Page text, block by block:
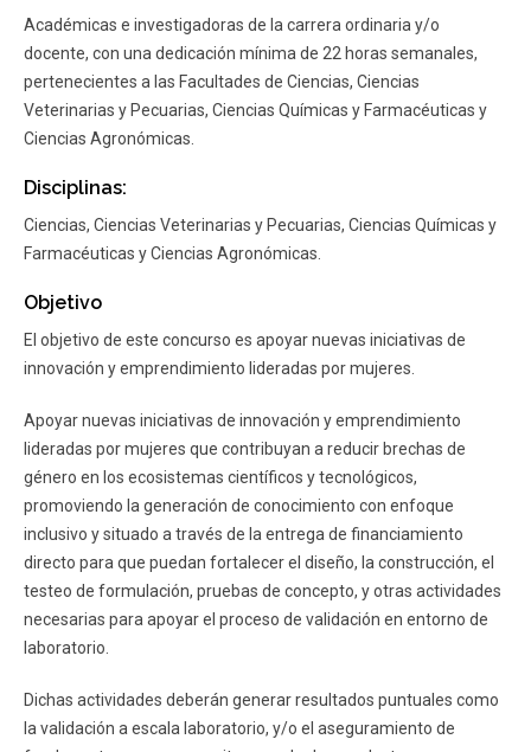
Académicas e investigadoras de la carrera ordinaria y/o
docente, con una dedicación mínima de 22 horas semanales,
pertenecientes a las Facultades de Ciencias, Ciencias
Veterinarias y Pecuarias, Ciencias Químicas y Farmacéuticas y
Ciencias Agronómicas.
Disciplinas:
Ciencias, Ciencias Veterinarias y Pecuarias, Ciencias Químicas y
Farmacéuticas y Ciencias Agronómicas.
Objetivo
El objetivo de este concurso es apoyar nuevas iniciativas de
innovación y emprendimiento lideradas por mujeres.
Apoyar nuevas iniciativas de innovación y emprendimiento
lideradas por mujeres que contribuyan a reducir brechas de
género en los ecosistemas científicos y tecnológicos,
promoviendo la generación de conocimiento con enfoque
inclusivo y situado a través de la entrega de financiamiento
directo para que puedan fortalecer el diseño, la construcción, el
testeo de formulación, pruebas de concepto, y otras actividades
necesarias para apoyar el proceso de validación en entorno de
laboratorio.
Dichas actividades deberán generar resultados puntuales como
la validación a escala laboratorio, y/o el aseguramiento de